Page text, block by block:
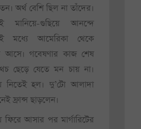
অর্থ বেশি ছিল না তাঁদের।
মানিয়ে-গুছিয়ে আনন্দে
মধ্যে আমেরিকা থেকে
আসে। গবেষণার কাজ শেষ
ছেড়ে যেতে মন চায় না।
নিতেই হল। দু’টো আলাদা
ফ্রান্স ছাড়লেন।
ফিরে আসার পর মার্গারিটের